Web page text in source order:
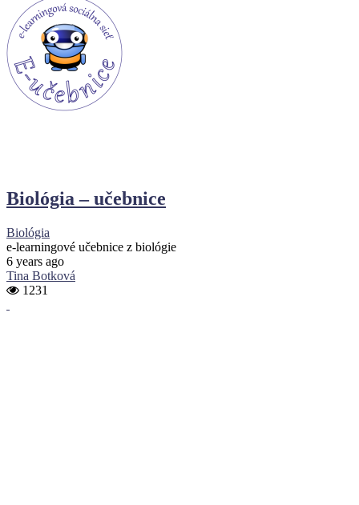
Biológia – učebnice
Biológia
e-learningové učebnice z biológie
6 years ago
Tina Botková
1231